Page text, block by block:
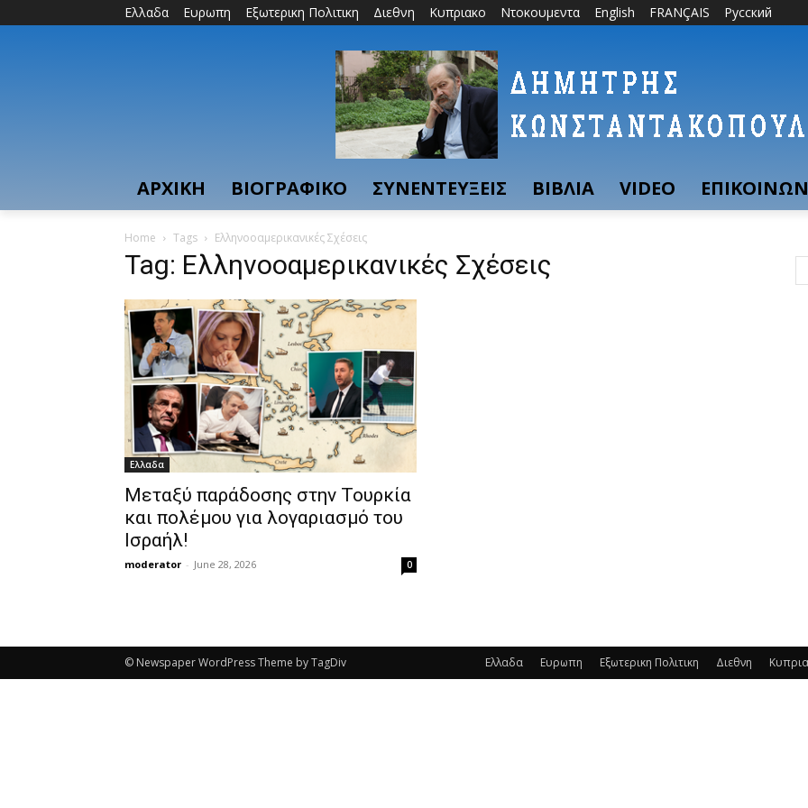
Ελλαδα Ευρωπη Εξωτερικη Πολιτικη Διεθνη Κυπριακο Ντοκουμεντα English FRANÇAIS Русский
ΑΡΧΙΚΗ ΒΙΟΓΡΑΦΙΚΟ ΣΥΝΕΝΤΕΥΞΕΙΣ ΒΙΒΛΙΑ VIDEO
Home Tags Ελληνοοαμερικανικές Σχέσεις
Tag: Ελληνοοαμερικανικές Σχέσεις
Ελλαδα
Μεταξύ παράδοσης στην Τουρκία
και πολέμου για λογαριασμό του
Ισραήλ!
moderator - June 28, 2026 0
Ελλαδα Ευρωπη Εξωτερικη Πολιτικη Διεθνη
© Newspaper WordPress Theme by TagDiv